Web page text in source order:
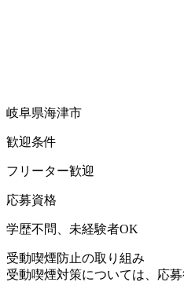
岐阜県海津市
歓迎条件
フリーター歓迎
応募資格
学歴不問、未経験者OK
受動喫煙防止の取り組み
受動喫煙対策については、応